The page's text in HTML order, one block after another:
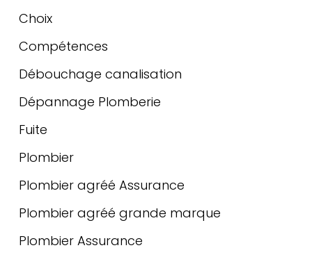
Choix
Compétences
Débouchage canalisation
Dépannage Plomberie
Fuite
Plombier
Plombier agréé Assurance
Plombier agréé grande marque
Plombier Assurance